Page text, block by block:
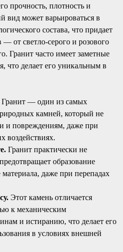
прочность, плотность и
вид может варьироваться в
состава, что придает
от светло-серого и розового
Гранит часто имеет заметные
что делает его уникальным в
Гранит — один из самых
камней, который не
и повреждениям, даже при
воздействиях.
Гранит практически не
образование
даже при перепадах
Этот камень отличается
к механическим
и истиранию, что делает его
в условиях внешней